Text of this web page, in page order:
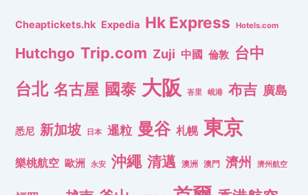
Cheaptickets.hk Expedia Hk Express Hotels.com
Hutchgo Trip.com Zuji 中國 倫敦 台中
台北 名古屋 國泰 大阪 峇里 峴港 布吉 廣島
悉尼 新加坡 日本 暹粒 曼谷 札幌 東京
樂桃航空 歐洲 永安 沖繩 清邁 澳洲 澳門 濟州 濟州航空